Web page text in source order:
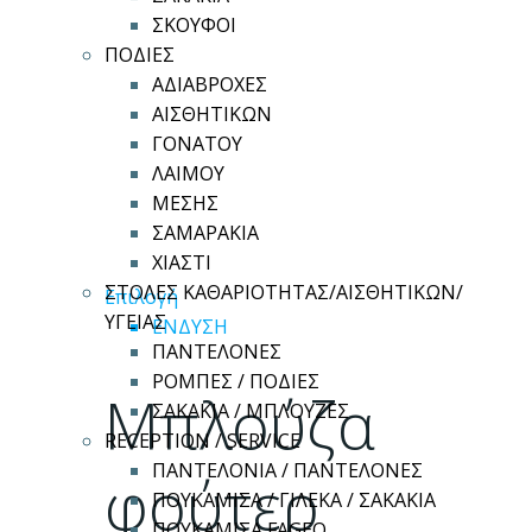
ΣΚΟΥΦΟΙ
ΠΟΔΙΕΣ
ΑΔΙΑΒΡΟΧΕΣ
ΑΙΣΘΗΤΙΚΩΝ
ΓΟΝΑΤΟΥ
ΛΑΙΜΟΥ
ΜΕΣΗΣ
ΣΑΜΑΡΑΚΙΑ
ΧΙΑΣΤΙ
ΣΤΟΛΕΣ ΚΑΘΑΡΙΟΤΗΤΑΣ/ΑΙΣΘΗΤΙΚΩΝ/
ΥΓΕΙΑΣ
ΠΑΝΤΕΛΟΝΕΣ
ΡΟΜΠΕΣ / ΠΟΔΙΕΣ
ΣΑΚΑΚΙΑ / ΜΠΛΟΥΖΕΣ
RECEPTION / SERVICE
ΠΑΝΤΕΛΟΝΙΑ / ΠΑΝΤΕΛΟΝΕΣ
ΠΟΥΚΑΜΙΣΑ / ΓΙΛΕΚΑ / ΣΑΚΑΚΙΑ
Επιλογή Αυτό
το
προϊόν
έχει
πολλαπλές
παραλλαγές.
Οι
επιλογές
ΕΝΔΥΣΗ
Μπλούζα
φούτερ